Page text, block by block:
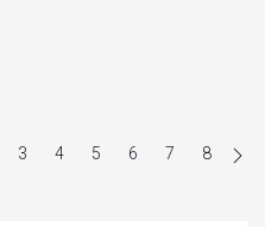
3 4 5 6 7 8